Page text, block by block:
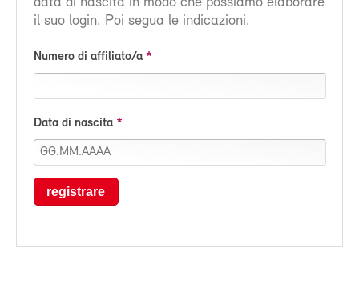
il suo login. Poi segua le indicazioni.
Numero di affiliato/a
Data di nascita
registrare